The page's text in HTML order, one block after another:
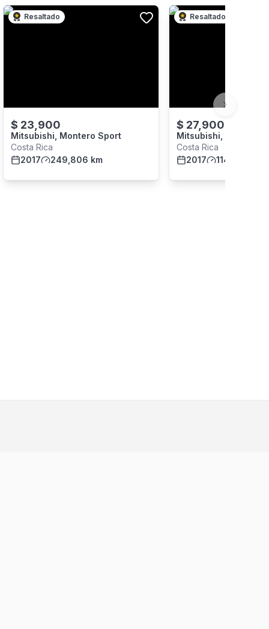
Resaltado
$ 23,900
Mitsubishi, Montero Sport
Costa Rica
2017
249,806 km
Resaltado
$ 27,900
Mitsubishi, Montero
Costa Rica
2017
114,018 km
Next slide